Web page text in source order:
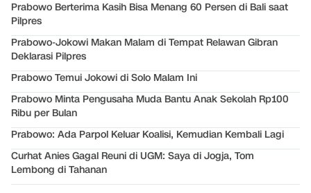
Prabowo Berterima Kasih Bisa Menang 60 Persen di Bali saat
Pilpres
Prabowo-Jokowi Makan Malam di Tempat Relawan Gibran
Deklarasi Pilpres
Prabowo Temui Jokowi di Solo Malam Ini
Prabowo Minta Pengusaha Muda Bantu Anak Sekolah Rp100
Ribu per Bulan
Prabowo: Ada Parpol Keluar Koalisi, Kemudian Kembali Lagi
Curhat Anies Gagal Reuni di UGM: Saya di Jogja, Tom
Lembong di Tahanan